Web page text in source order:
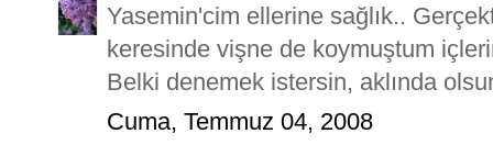
Yasemin'cim ellerine sağlık..
keresinde vişne de koymuştum
Belki denemek istersin, aklında
Cuma, Temmuz 04, 2008